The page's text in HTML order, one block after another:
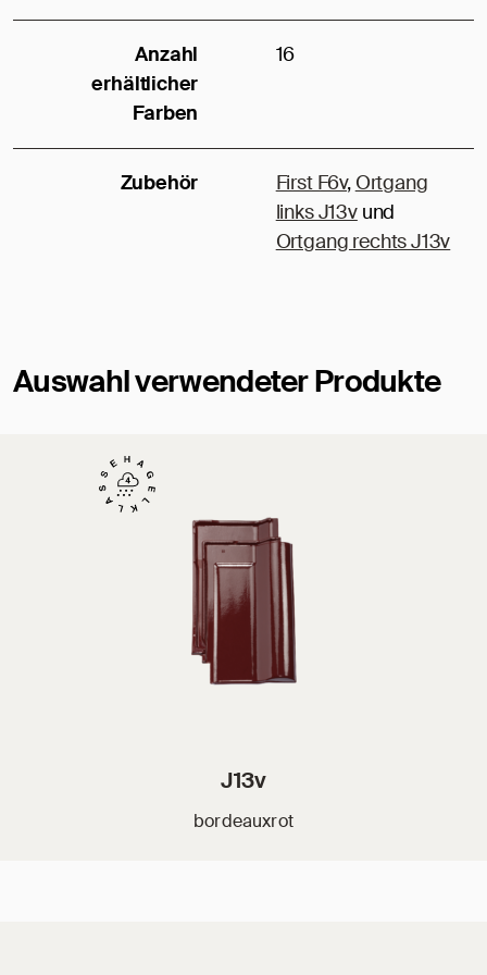
Anzahl
erhältlicher
Farben
16
Zubehör First F6v, Ortgang
links J13vund
Ortgang rechts J13v
Auswahl verwendeter Produkte
J13v
bordeauxrot